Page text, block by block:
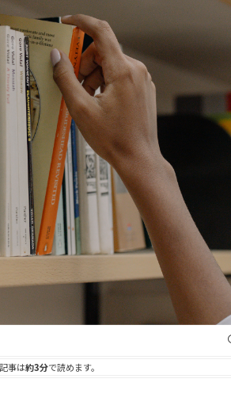
事は約3分で読めます。